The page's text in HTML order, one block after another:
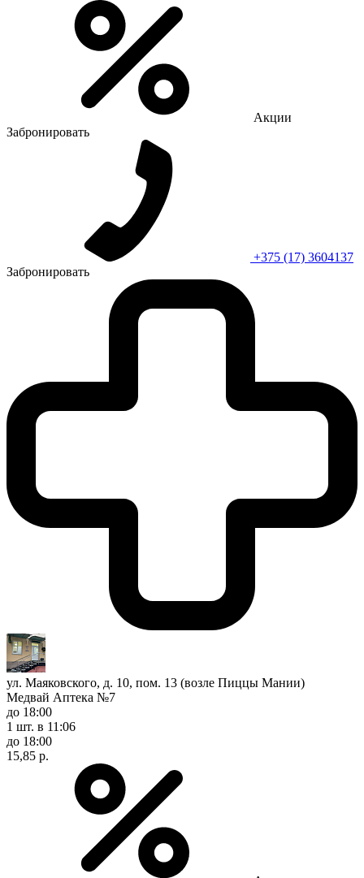
Акции
Забронировать
+375 (17) 3604137
Забронировать
ул. Маяковского, д. 10, пом. 13 (возле Пиццы Мании)
Медвай Аптека №7
до 18:00
1 шт. в 11:06
до 18:00
15,85 р.